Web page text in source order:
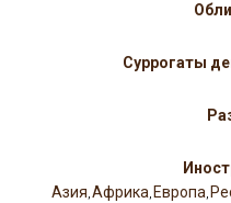
Суррогаты
Азия,Африка, Европа,